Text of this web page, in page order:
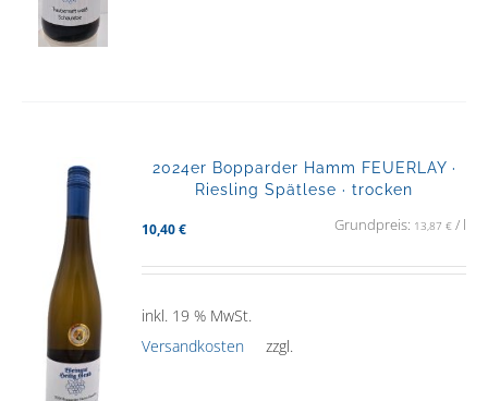
2024er Bopparder Hamm FEUERLAY ·
Riesling Spätlese · trocken
10,40€ Grundpreis: 13,87 €/ l
inkl. 19 % MwSt.
zzgl.
Versandkosten